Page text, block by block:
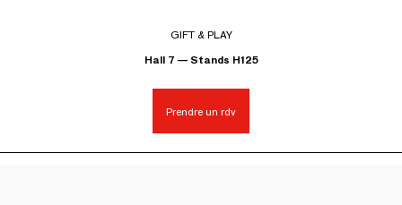
GIFT & PLAY
Hall 7 — Stands H125
Prendre un rdv